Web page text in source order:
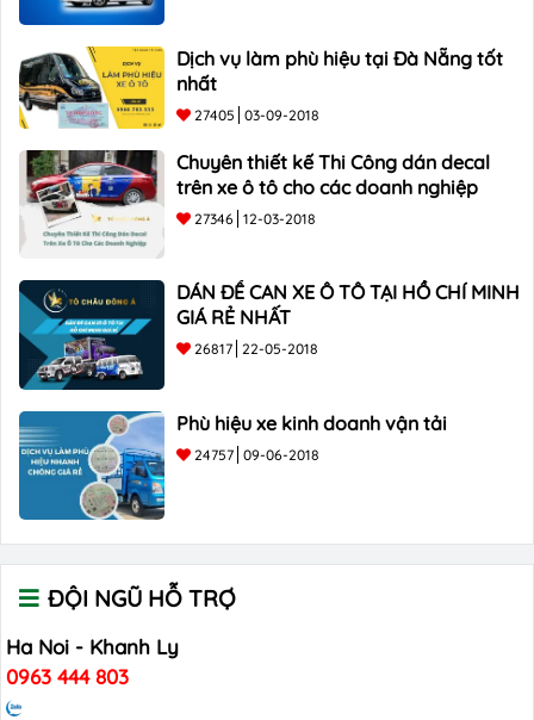
Dịch vụ làm phù hiệu tại Đà Nẵng tốt
nhất
27405 03-09-2018
Chuyên thiết kế Thi Công dán decal
trên xe ô tô cho các doanh nghiệp
27346 12-03-2018
DÁN ĐỀ CAN XE Ô TÔ TẠI HỒ CHÍ MINH
GIÁ RẺ NHẤT
26817 22-05-2018
Phù hiệu xe kinh doanh vận tải
24757 09-06-2018
ĐỘI NGŨ HỖ TRỢ
Ha Noi - Khanh Ly
0963 444 803